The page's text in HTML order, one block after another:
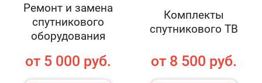
Ремонт и замена
спутникового
оборудования
от 5 000 руб.
Комплекты
спутникового ТВ
от 8 500 руб.